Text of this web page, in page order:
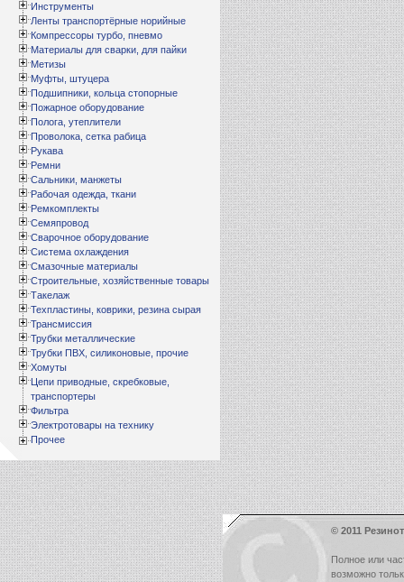
Инструменты
Ленты транспортёрные норийные
Компрессоры турбо, пневмо
Материалы для сварки, для пайки
Метизы
Муфты, штуцера
Подшипники, кольца стопорные
Пожарное оборудование
Полога, утеплители
Проволока, сетка рабица
Рукава
Ремни
Сальники, манжеты
Рабочая одежда, ткани
Ремкомплекты
Семяпровод
Сварочное оборудование
Система охлаждения
Смазочные материалы
Строительные, хозяйственные товары
Такелаж
Техпластины, коврики, резина сырая
Трансмиссия
Трубки металлические
Трубки ПВХ, силиконовые, прочие
Хомуты
Цепи приводные, скребковые,
транспортеры
Фильтра
Электротовары на технику
Прочее
© 2011
Полное или
возможно